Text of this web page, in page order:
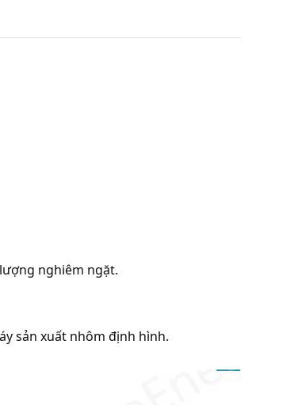
nghiêm ngặt.
sản xuất nhôm định hình.